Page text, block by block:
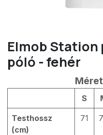
Elmob Station
póló - fehér
S
Testhossz
(cm)
71